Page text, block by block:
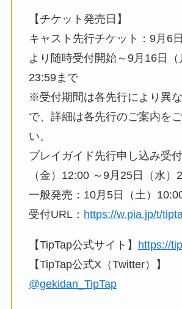
【チケット発売日】
キャスト先行チケット：9月6
より随時受付開始～9月16日（
23:59まで
※受付期間は各先行により異
で、詳細は各先行のご案内を
い。
プレイガイド先行申し込み受
（金）12:00 ～9月25日（水）
一般発売：10月5日（土）
受付URL： https://w.pia.jp/t/
【TipTap公式サイト】 https://
【TipTap公式X（Twitter）】
@gekidan_TipTap